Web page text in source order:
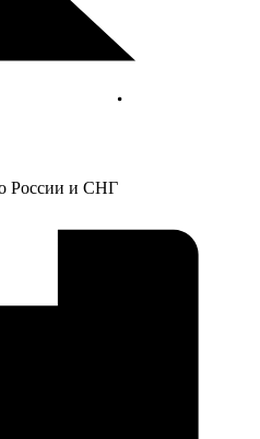
России и СНГ